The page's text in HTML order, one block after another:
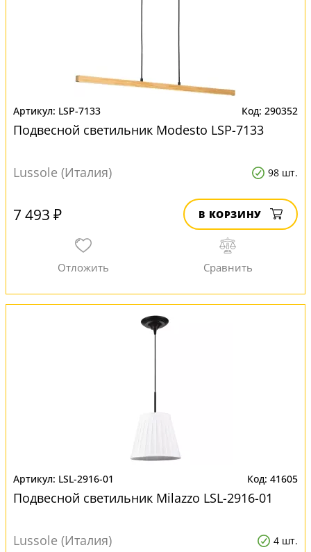
LSP-7133 290352
Подвесной светильник Modesto LSP-7133
Lussole (Италия) 98 шт.
7 493 ₽ В КОРЗИНУ
LSL-2916-01 41605
Подвесной светильник Milazzo LSL-2916-01
Lussole (Италия) 4 шт.